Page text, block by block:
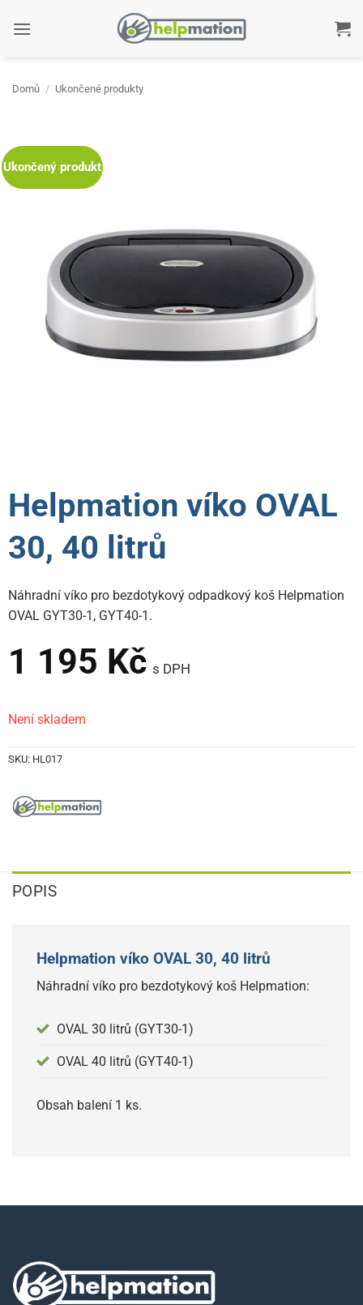
Domů / Ukončené produkty
Ukončený produkt
Helpmation víko OVAL
30, 40 litrů
Náhradní víko pro bezdotykový odpadkový koš Helpmation
OVAL GYT30-1, GYT40-1.
1 195 Kč s DPH
Není skladem
SKU: HL017
POPIS
Helpmation víko OVAL 30, 40 litrů
Náhradní víko pro bezdotykový koš Helpmation:
OVAL 30 litrů (GYT30-1)
OVAL 40 litrů (GYT40-1)
Obsah balení 1 ks.